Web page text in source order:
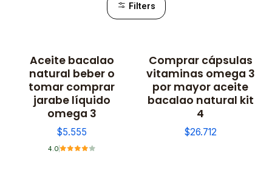
Filters
Aceite bacalao
natural beber o
tomar comprar
jarabe líquido
omega 3
$5.555
4.0
Comprar cápsulas
vitaminas omega 3
por mayor aceite
bacalao natural kit
4
$26.712